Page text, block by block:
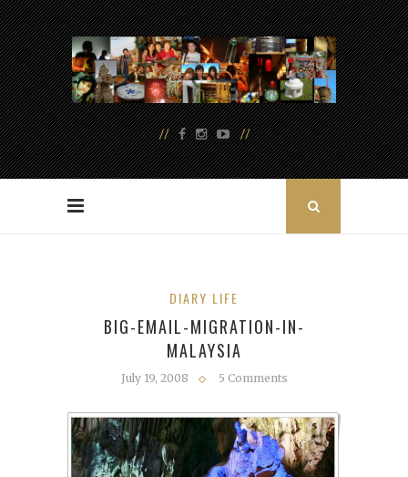
DIARY LIFE
BIG-EMAIL-MIGRATION-IN-
MALAYSIA
July 19, 2008 5 Comments